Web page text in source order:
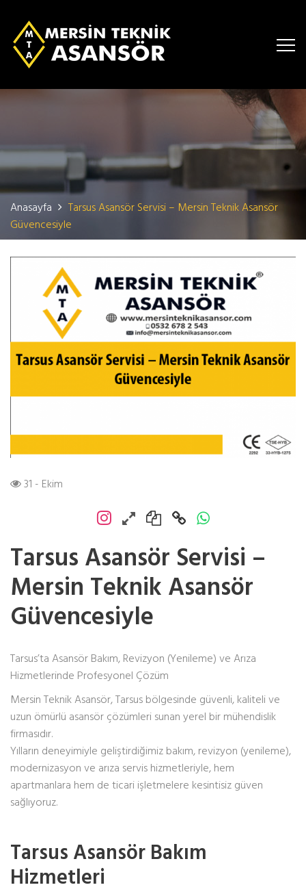
Anasayfa
Tarsus Asansör Servisi – Mersin Teknik Asansör
Güvencesiyle
31 - Ekim
Tarsus Asansör Servisi –
Mersin Teknik Asansör
Güvencesiyle
Tarsus’ta Asansör Bakım, Revizyon (Yenileme) ve Arıza
Hizmetlerinde Profesyonel Çözüm
Mersin Teknik Asansör, Tarsus bölgesinde güvenli, kaliteli ve
uzun ömürlü asansör çözümleri sunan yerel bir mühendislik
firmasıdır.
Yılların deneyimiyle geliştirdiğimiz bakım, revizyon (yenileme),
modernizasyon ve arıza servis hizmetleriyle, hem
apartmanlara hem de ticari işletmelere kesintisiz güven
sağlıyoruz.
Tarsus Asansör Bakım
Hizmetleri